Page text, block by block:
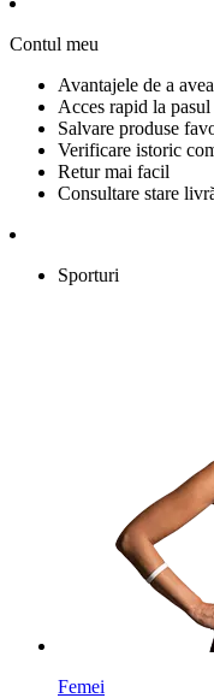
Contul meu
Avantajele de a
Acces rapid la pasul
Salvare produse
Verificare istoric
Retur mai facil
Consultare stare
Sporturi
Femei